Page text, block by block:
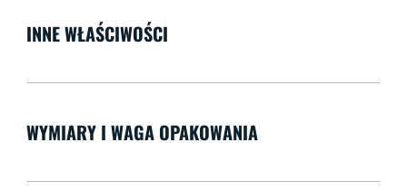
INNE WŁAŚCIWOŚCI
WYMIARY I WAGA OPAKOWANIA